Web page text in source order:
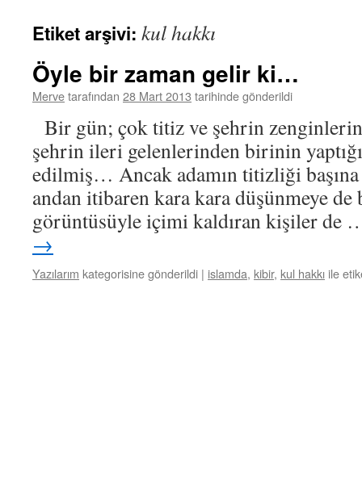
Etiket arşivi: kul hakkı
Öyle bir zaman gelir ki…
Mervetarafından 28 Mart 2013 tarihinde gönderildi
Bir gün; çok titiz ve şehrin
şehrin ileri gelenlerinden birinin
edilmiş… Ancak adamın titizliği
andan itibaren kara kara düşünmeye
görüntüsüyle içimi kaldıran kişiler de
→
Yazılarım kategorisine gönderildi | islamda, kibir, kul hakkı ile